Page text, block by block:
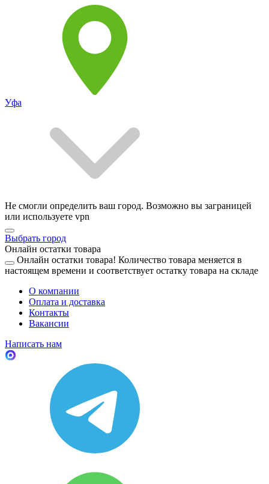
Уфа
Не смогли определить ваш город. Возможно вы заграницей
или используете vpn
Выбрать город
Онлайн остатки товара
Онлайн остатки товара! Количество товара меняется в
настоящем времени и соответствует остатку товара на складе
О компании
Оплата и доставка
Контакты
Вакансии
Написать нам